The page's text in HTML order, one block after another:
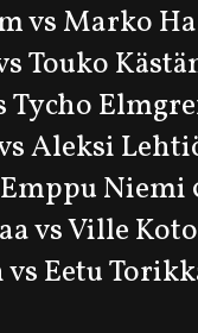
vs Marko
Touko
Tycho
Aleksi
Niemi
vs Ville
Eetu